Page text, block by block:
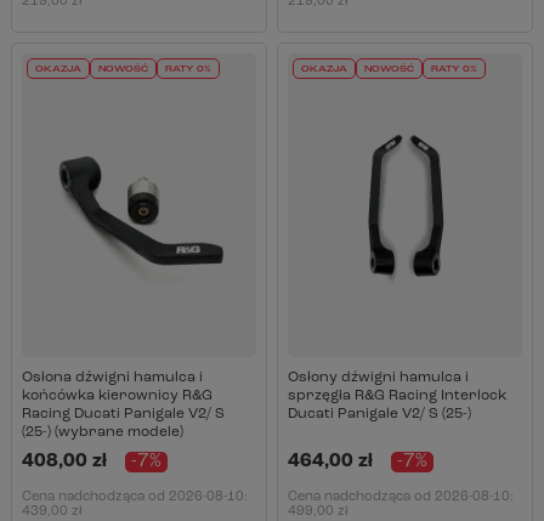
OKAZJA NOWOŚĆ RATY 0%
Osłona dźwigni hamulca i
końcówka kierownicy R&G
Racing Ducati Panigale V2/ S
(25-) (wybrane modele)
408,00 zł -7%
Cena nadchodząca od 2026-08-10:
439,00 zł
OKAZJA NOWOŚĆ RATY 0%
Osłony dźwigni hamulca i
sprzęgła R&G Racing Interlock
Ducati Panigale V2/ S (25-)
464,00 zł -7%
Cena nadchodząca od 2026-08-10:
499,00 zł